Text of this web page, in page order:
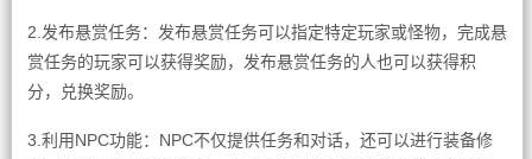
2.发布悬赏任务：发布悬赏任务可以指定特定玩家或怪物，完成悬
赏任务的玩家可以获得奖励，发布悬赏任务的人也可以获得积
分，兑换奖励。
3.利用NPC功能：NPC不仅提供任务和对话，还可以进行装备修